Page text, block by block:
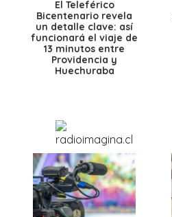
El Teleférico
Bicentenario revela
un detalle clave: así
funcionará el viaje de
13 minutos entre
Providencia y
Huechuraba